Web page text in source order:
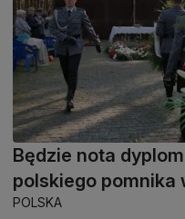
Będzie nota
polskiego pomnika
POLSKA